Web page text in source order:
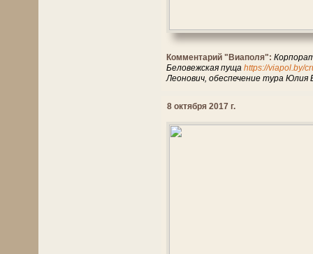
Комментарий "Виаполя":
Беловежская пуща https://viapol.by/
Леонович, обеспечение тура Юлия
8 октября 2017 г.